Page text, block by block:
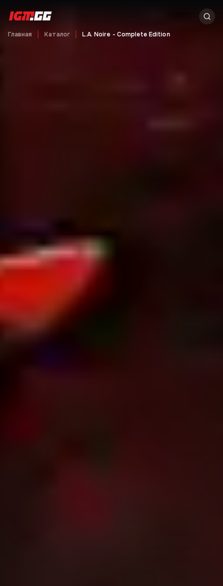
Главная Каталог L.A. Noire - Complete Edition